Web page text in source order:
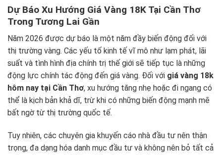
Dự Báo Xu Hướng Giá Vàng 18K Tại Cần Thơ
Trong Tương Lai Gần
Năm 2026 được dự báo là một năm đầy biến động đối với
thị trường vàng. Các yếu tố kinh tế vĩ mô như lạm phát, lãi
suất và tình hình địa chính trị thế giới sẽ tiếp tục là những
động lực chính tác động đến giá vàng. Đối với giá vàng 18k
hôm nay tại Cần Thơ, xu hướng tăng nhẹ hoặc đi ngang có
thể là kịch bản khả dĩ, trừ khi có những biến động mạnh mẽ
bất ngờ từ thị trường quốc tế.
Tuy nhiên, các chuyên gia khuyến cáo nhà đầu tư nên thận
trọng, đa dạng hóa danh mục đầu tư và không nên bỏ tất cả